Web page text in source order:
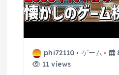
phi72110 ゲーム
11 views